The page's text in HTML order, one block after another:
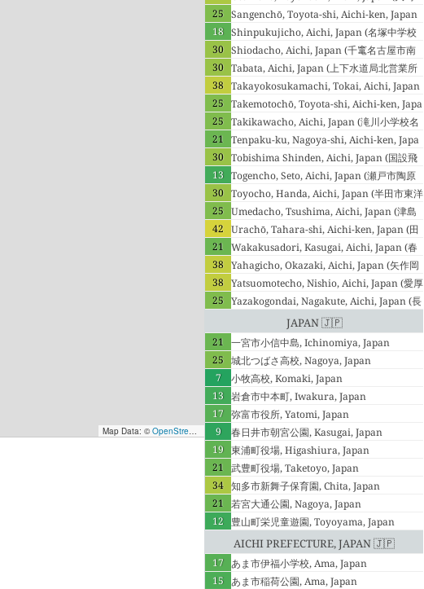
Map Data: © OpenStreetMap contributors ; Map render ©Tracestrack
豊橋市)
25 Sangenchō, Toyota-shi, Aichi-ken, Japan
(中部局(三軒町)豊田市)
18 Shinpukujicho, Aichi, Japan (名塚中学校
名古屋市西区)
30 Shiodacho, Aichi, Japan (千竃名古屋市南
区)
30 Tabata, Aichi, Japan (上下水道局北営業所
名古屋市北区)
38 Takayokosukamachi, Tokai, Aichi, Japan
(東海市横須賀小学校東海市)
25 Takemotochō, Toyota-shi, Aichi-ken, Japa
n (南部局(竹元町)豊田市)
25 Takikawacho, Aichi, Japan (滝川小学校名
古屋市昭和区)
21 Tenpaku-ku, Nagoya-shi, Aichi-ken, Japa
n (天白保健センター名古屋市天白区)
30 Tobishima Shinden, Aichi, Japan (国設飛
島自動車交通環境測定所海部郡飛島村)
13 Togencho, Seto, Aichi, Japan (瀬戸市陶原
町瀬戸市)
30 Toyocho, Handa, Aichi, Japan (半田市東洋
町半田市)
25 Umedacho, Tsushima, Aichi, Japan (津島
市埋田町津島市)
42 Urachō, Tahara-shi, Aichi-ken, Japan (田
原市童浦小学校田原市)
21 Wakakusadori, Kasugai, Aichi, Japan (春
日井市勝川小学校春日井市)
38 Yahagicho, Okazaki, Aichi, Japan (矢作岡
崎市)
38 Yatsuomotecho, Nishio, Aichi, Japan (愛厚
ホーム西尾苑西尾市)
25 Yazakogondai, Nagakute, Aichi, Japan (長
久手中学校長久手市)
Japan 🇯🇵
21 一宮市小信中島, Ichinomiya, Japan
25 城北つばさ高校, Nagoya, Japan
7
小牧高校, Komaki, Japan
13 岩倉市中本町, Iwakura, Japan
17 弥富市役所, Yatomi, Japan
9
春日井市朝宮公園, Kasugai, Japan
19 東浦町役場, Higashiura, Japan
21 武豊町役場, Taketoyo, Japan
34 知多市新舞子保育園, Chita, Japan
21 若宮大通公園, Nagoya, Japan
12 豊山町栄児童遊園, Toyoyama, Japan
Aichi Prefecture, Japan 🇯🇵
17 あま市伊福小学校, Ama, Japan
15 あま市稲荷公園, Ama, Japan